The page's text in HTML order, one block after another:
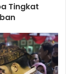
Tingkat